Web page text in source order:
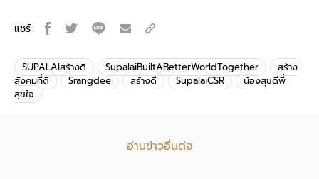
แชร์
SUPALAIสร้างดี SupalaiBuiltABetterWorldTogether
สร้าง
สังคมที่ดี
Srangdee สร้างดี SupalaiCSR
น้องสุขดีพี่
สุขใจ
อ่านข่าวอื่นต่อ